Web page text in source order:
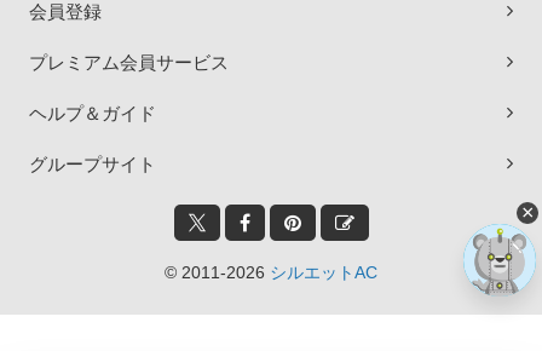
会員登録
プレミアム会員サービス
ヘルプ＆ガイド
グループサイト
© 2011-2026 シルエットAC
×